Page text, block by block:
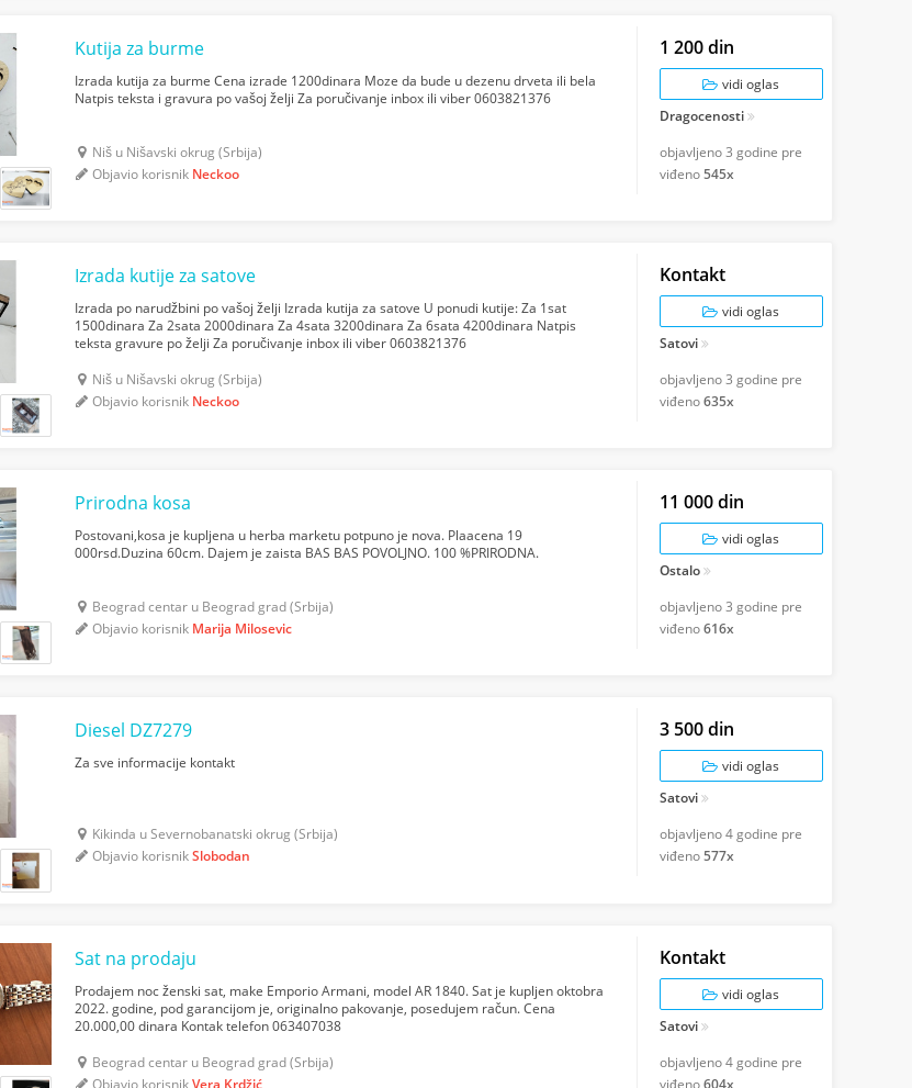
Kutija za burme
Izrada kutija za burme Cena izrade 1200dinara Moze da bude u dezenu drveta ili bela
Natpis teksta i gravura po vašoj želji Za poručivanje inbox ili viber 0603821376
Niš u Nišavski okrug (Srbija)
Objavio korisnik Neckoo
1 200 din
vidi oglas
Dragocenosti
objavljeno3 godine pre
viđeno545x
Izrada kutije za satove
Izrada po narudžbini po vašoj želji Izrada kutija za satove U ponudi kutije: Za 1sat
1500dinara Za 2sata 2000dinara Za 4sata 3200dinara Za 6sata 4200dinara Natpis
teksta gravure po želji Za poručivanje inbox ili viber 0603821376
Niš u Nišavski okrug (Srbija)
Objavio korisnik Neckoo
Kontakt
vidi oglas
Satovi
objavljeno3 godine pre
viđeno635x
Prirodna kosa
Postovani,kosa je kupljena u herba marketu potpuno je nova. Plaacena 19
000rsd.Duzina 60cm. Dajem je zaista BAS BAS POVOLJNO. 100 %PRIRODNA.
Beograd centar u Beograd grad (Srbija)
Objavio korisnik Marija Milosevic
11 000 din
vidi oglas
Ostalo
objavljeno3 godine pre
viđeno616x
Diesel DZ7279
Za sve informacije kontakt
Kikinda u Severnobanatski okrug (Srbija)
Objavio korisnikSlobodan
3 500 din
vidi oglas
Satovi
objavljeno4 godine pre
viđeno577x
Sat na prodaju
Prodajem noc ženski sat, make Emporio Armani, model AR 1840. Sat je kupljen oktobra
2022. godine, pod garancijom je, originalno pakovanje, posedujem račun. Cena
20.000,00 dinara Kontak telefon 063407038
Beograd centar u Beograd grad (Srbija)
Objavio korisnikVera Krdžić
Kontakt
vidi oglas
Satovi
objavljeno4 godine pre
viđeno604x